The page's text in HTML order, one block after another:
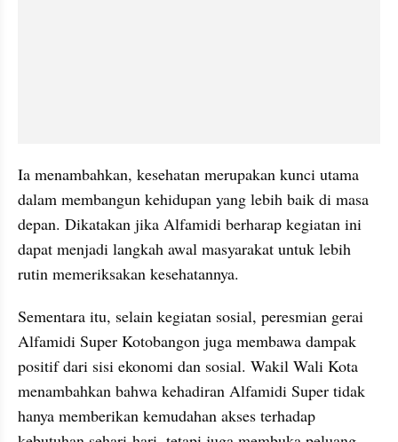
Ia menambahkan, kesehatan merupakan kunci utama
dalam membangun kehidupan yang lebih baik di masa
depan. Dikatakan jika Alfamidi berharap kegiatan ini
dapat menjadi langkah awal masyarakat untuk lebih
rutin memeriksakan kesehatannya.
Sementara itu, selain kegiatan sosial, peresmian gerai
Alfamidi Super Kotobangon juga membawa dampak
positif dari sisi ekonomi dan sosial. Wakil Wali Kota
menambahkan bahwa kehadiran Alfamidi Super tidak
hanya memberikan kemudahan akses terhadap